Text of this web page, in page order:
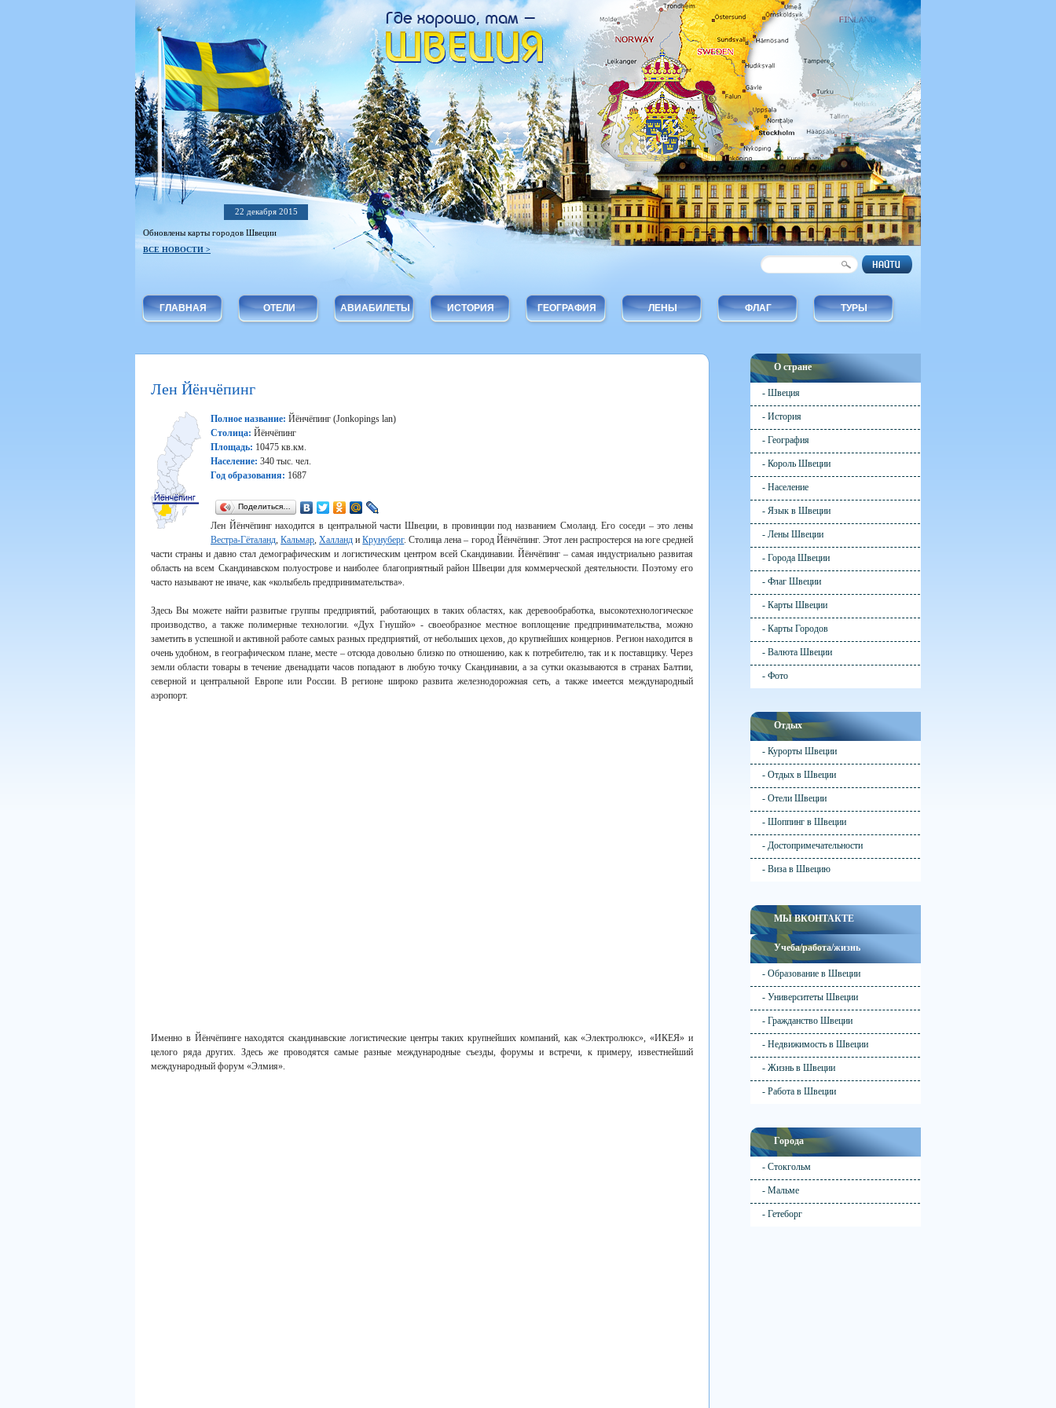
Лен Йёнчёпинг
Полное название: Йёнчёпинг (Jonkopings lan)
Столица: Йёнчёпинг
Площадь: 10475 кв.км.
Население: 340 тыс. чел.
Год образования: 1687
Поделиться…
Лен Йёнчёпинг находится в центральной части Швеции, в провинции под названием Смоланд. Его соседи – это лены
Вестра-Гёталанд,Кальмар,Халланд иКрунуберг. Столица лена – город Йёнчёпинг. Этот лен распростерся на юге средней
части страны и давно стал демографическим и логистическим центром всей Скандинавии. Йёнчёпинг – самая индустриально развитая
область на всем Скандинавском полуострове и наиболее благоприятный район Швеции для коммерческой деятельности. Поэтому его
часто называют не иначе, как «колыбель предпринимательства».
Здесь Вы можете найти развитые группы предприятий, работающих в таких областях, как деревообработка, высокотехнологическое
производство, а также полимерные технологии. «Дух Гнушйо» - своеобразное местное воплощение предпринимательства, можно
заметить в успешной и активной работе самых разных предприятий, от небольших цехов, до крупнейших концернов. Регион находится в
очень удобном, в географическом плане, месте – отсюда довольно близко по отношению, как к потребителю, так и к поставщику. Через
земли области товары в течение двенадцати часов попадают в любую точку Скандинавии, а за сутки оказываются в странах Балтии,
северной и центральной Европе или России. В регионе широко развита железнодорожная сеть, а также имеется международный
аэропорт.
Именно в Йёнчёпинге находятся скандинавские логистические центры таких крупнейших компаний, как «Электролюкс», «ИКЕЯ» и
целого ряда других. Здесь же проводятся самые разные международные съезды, форумы и встречи, к примеру, известнейший
международный форум «Элмия».
О стране
- Швеция
- История
- География
- Король Швеции
- Население
- Язык в Швеции
- Лены Швеции
- Города Швеции
- Флаг Швеции
- Карты Швеции
- Карты Городов
- Валюта Швеции
- Фото
Отдых
- Курорты Швеции
- Отдых в Швеции
- Отели Швеции
- Шоппинг в Швеции
- Достопримечательности
- Виза в Швецию
МЫ ВКОНТАКТЕ
Учеба/работа/жизнь
- Образование в Швеции
- Университеты Швеции
- Гражданство Швеции
- Недвижимость в Швеции
- Жизнь в Швеции
- Работа в Швеции
Города
- Стокгольм
- Мальме
- Гетеборг
22 декабря 2015
Обновлены карты городов Швеции
ВСЕ НОВОСТИ >
ГЛАВНАЯ ОТЕЛИ АВИАБИЛЕТЫ ИСТОРИЯ ГЕОГРАФИЯ ЛЕНЫ ФЛАГ ТУРЫ